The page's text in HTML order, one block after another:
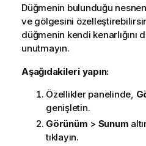
Düğmenin bulunduğu
ve gölgesini
düğmenin kendi
unutmayın.
Aşağıdakileri yapın:
Özellikler panelinde,
genişletin.
Görünüm > Sunum
tıklayın.